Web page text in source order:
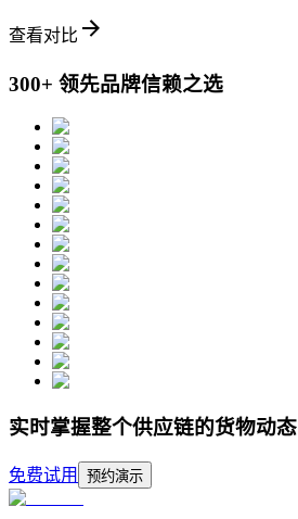
查看对比
300+ 领先品牌信赖之选
实时掌握整个供应链的货物动态
免费试用 预约演示